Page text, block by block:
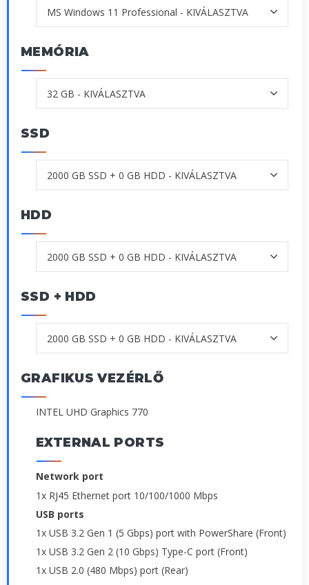
MEMÓRIA
SSD
HDD
SSD + HDD
GRAFIKUS VEZÉRLŐ
INTEL UHD Graphics 770
EXTERNAL PORTS
Network port
1x RJ45 Ethernet port 10/100/1000 Mbps
USB ports
1x USB 3.2 Gen 1 (5 Gbps) port with PowerShare (Front)
1x USB 3.2 Gen 2 (10 Gbps) Type-C port (Front)
1x USB 2.0 (480 Mbps) port (Rear)